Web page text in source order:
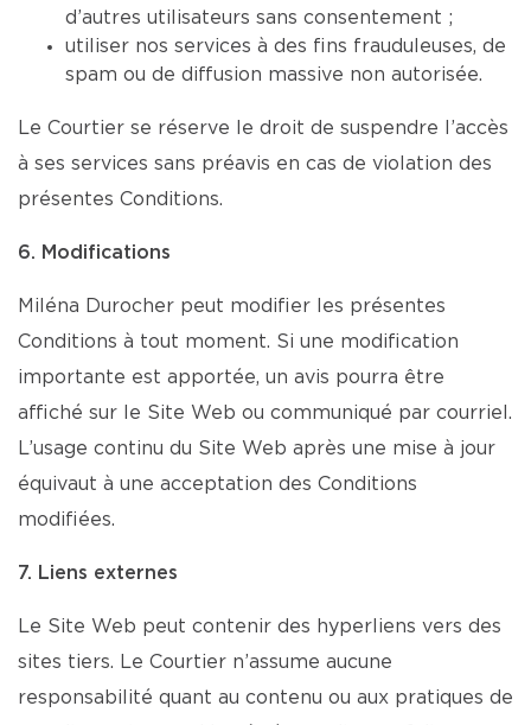
d’autres utilisateurs sans consentement ;
utiliser nos services à des fins frauduleuses, de
spam ou de diffusion massive non autorisée.
Le Courtier se réserve le droit de suspendre l’accès
à ses services sans préavis en cas de violation des
présentes Conditions.
6. Modifications
Miléna Durocher peut modifier les présentes
Conditions à tout moment. Si une modification
importante est apportée, un avis pourra être
affiché sur le Site Web ou communiqué par courriel.
L’usage continu du Site Web après une mise à jour
équivaut à une acceptation des Conditions
modifiées.
7. Liens externes
Le Site Web peut contenir des hyperliens vers des
sites tiers. Le Courtier n’assume aucune
responsabilité quant au contenu ou aux pratiques de